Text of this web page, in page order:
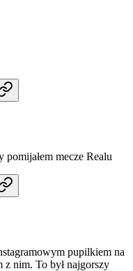
mecze Realu
pupilkiem na
z nim. To był najgorszy